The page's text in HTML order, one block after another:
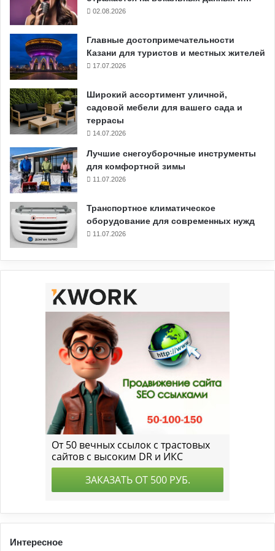
02.08.2026
Главные достопримечательности
Казани для туристов и местных жителей
17.07.2026
Широкий ассортимент уличной,
садовой мебели для вашего сада и
террасы
14.07.2026
Лучшие снегоуборочные инструменты
для комфортной зимы
11.07.2026
Транспортное климатическое
оборудование для современных нужд
11.07.2026
Интересное